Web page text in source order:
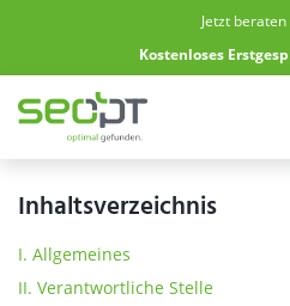
Jetzt
Kostenloses
Inhaltsverzeichnis
I. Allgemeines
II. Verantwortliche Stelle